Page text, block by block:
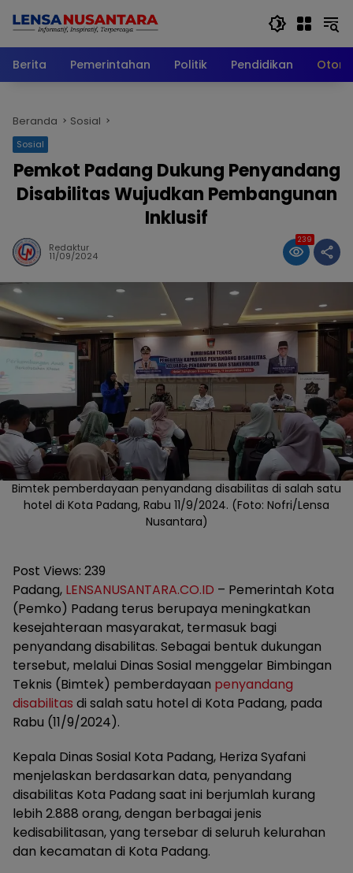
Berita
Pemerintahan Politik Pendidikan
Beranda Sosial
Sosial
Pemkot Padang Dukung Penyandang
Disabilitas Wujudkan Pembangunan
Inklusif
Redaktur
11/09/2024
239
Bimtek pemberdayaan penyandang disabilitas di salah satu
hotel di Kota Padang, Rabu 11/9/2024. (Foto: Nofri/Lensa
Nusantara)
Post Views: 239
Padang, LENSANUSANTARA.CO.ID – Pemerintah Kota
(Pemko) Padang terus berupaya meningkatkan
kesejahteraan masyarakat, termasuk bagi
penyandang disabilitas. Sebagai bentuk dukungan
tersebut, melalui Dinas Sosial menggelar Bimbingan
Teknis (Bimtek) pemberdayaan penyandang
disabilitas di salah satu hotel di Kota Padang, pada
Rabu (11/9/2024).
Kepala Dinas Sosial Kota Padang, Heriza Syafani
menjelaskan berdasarkan data, penyandang
disabilitas Kota Padang saat ini berjumlah kurang
lebih 2.888 orang, dengan berbagai jenis
kedisabilitasan, yang tersebar di seluruh kelurahan
dan kecamatan di Kota Padang.